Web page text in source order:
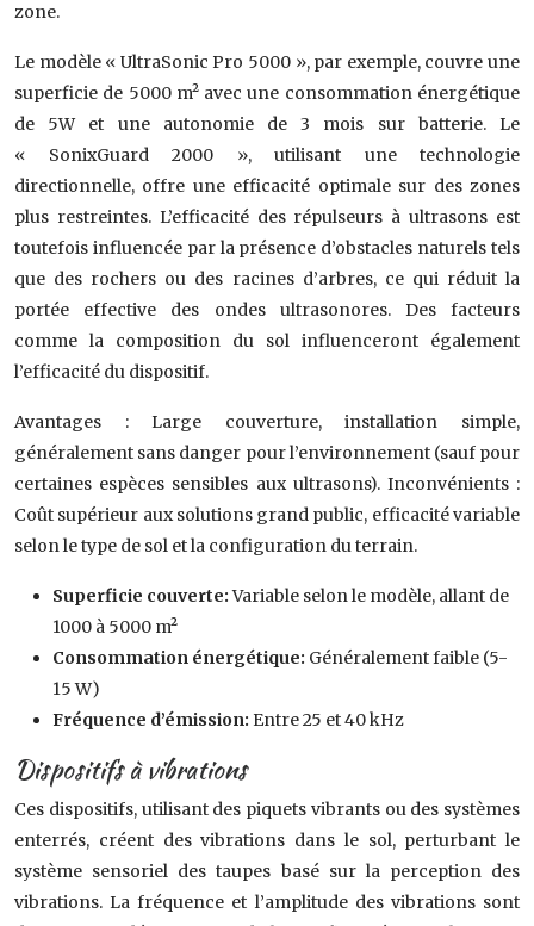
zone.
Le modèle « UltraSonic Pro 5000 », par exemple, couvre une
superficie de 5000 m² avec une consommation énergétique
de 5W et une autonomie de 3 mois sur batterie. Le
« SonixGuard 2000 », utilisant une technologie
directionnelle, offre une efficacité optimale sur des zones
plus restreintes. L’efficacité des répulseurs à ultrasons est
toutefois influencée par la présence d’obstacles naturels tels
que des rochers ou des racines d’arbres, ce qui réduit la
portée effective des ondes ultrasonores. Des facteurs
comme la composition du sol influenceront également
l’efficacité du dispositif.
Avantages : Large couverture, installation simple,
généralement sans danger pour l’environnement (sauf pour
certaines espèces sensibles aux ultrasons). Inconvénients :
Coût supérieur aux solutions grand public, efficacité variable
selon le type de sol et la configuration du terrain.
Superficie couverte:Variable selon le modèle, allant de
1000 à 5000 m²
Consommation énergétique: Généralement faible (5-
15 W)
Fréquence d’émission: Entre 25 et 40 kHz
Dispositifs à vibrations
Ces dispositifs, utilisant des piquets vibrants ou des systèmes
enterrés, créent des vibrations dans le sol, perturbant le
système sensoriel des taupes basé sur la perception des
vibrations. La fréquence et l’amplitude des vibrations sont